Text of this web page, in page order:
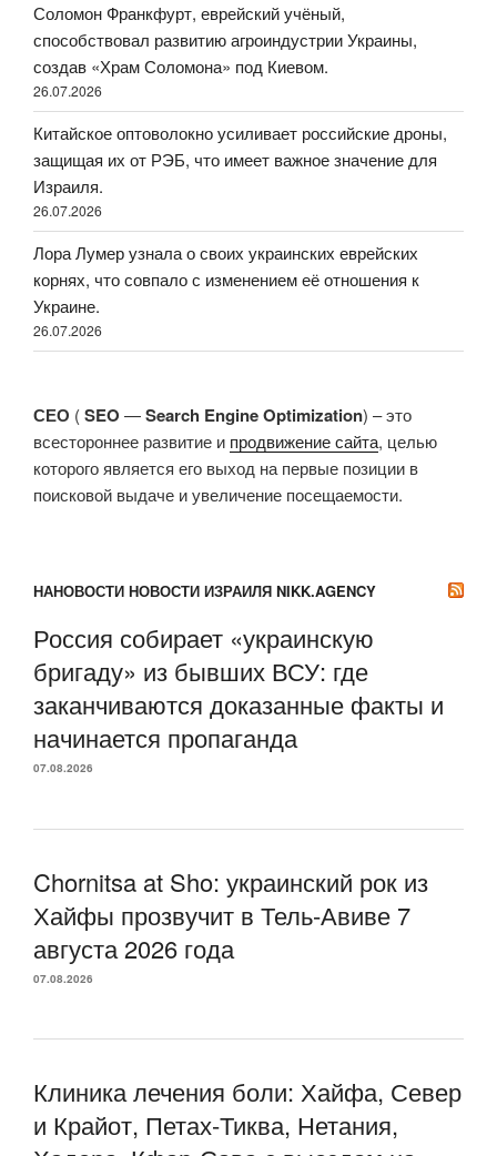
Соломон Франкфурт, еврейский учёный,
способствовал развитию агроиндустрии Украины,
создав «Храм Соломона» под Киевом.
26.07.2026
Китайское оптоволокно усиливает российские дроны,
защищая их от РЭБ, что имеет важное значение для
Израиля.
26.07.2026
Лора Лумер узнала о своих украинских еврейских
корнях, что совпало с изменением её отношения к
Украине.
26.07.2026
СЕО (SEO —Search Engine Optimization) – это
всестороннее развитие и продвижение сайта, целью
которого является его выход на первые позиции в
поисковой выдаче и увеличение посещаемости.
НАНОВОСТИ НОВОСТИ ИЗРАИЛЯ NIKK.AGENCY
Россия собирает «украинскую
бригаду» из бывших ВСУ: где
заканчиваются доказанные факты и
начинается пропаганда
07.08.2026
Chornitsa at Sho: украинский рок из
Хайфы прозвучит в Тель-Авиве 7
августа 2026 года
07.08.2026
Клиника лечения боли: Хайфа, Север
и Крайот, Петах-Тиква, Нетания,